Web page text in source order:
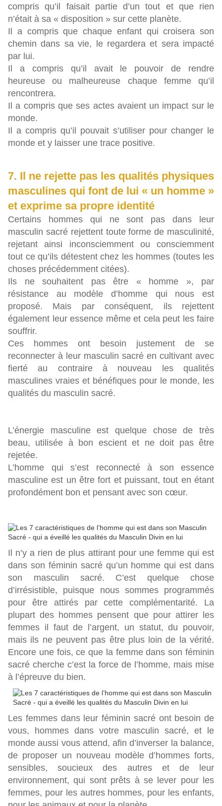
compris qu’il faisait partie d’un tout et que rien
n’était à sa « disposition » sur cette planète.
Il a compris que chaque enfant qui croisera son
chemin dans sa vie, le regardera et sera impacté
par lui.
Il a compris qu’il avait le pouvoir de rendre
heureuse ou malheureuse chaque femme qu’il
rencontrera.
Il a compris que ses actes avaient un impact sur le
monde.
Il a compris qu’il pouvait s’utiliser pour changer le
monde et y laisser une trace positive.
7. Il ne rejette pas les qualités physiques
masculines qui font de lui « un homme »
et exprime sa propre identité
Certains hommes qui ne sont pas dans leur
masculin sacré rejettent toute forme de masculinité,
rejetant ainsi inconsciemment ou consciemment
tout ce qu’ils détestent chez les hommes (toutes les
choses précédemment citées).
Ils ne souhaitent pas être « homme », par
résistance au modèle d’homme qui nous est
proposé. Mais par conséquent, ils rejettent
également leur essence même et cela peut les faire
souffrir.
Ces hommes ont besoin justement de se
reconnecter à leur masculin sacré en cultivant avec
fierté au contraire à nouveau les qualités
masculines vraies et bénéfiques pour le monde, les
qualités du masculin sacré.
L’énergie masculine est quelque chose de très
beau, utilisée à bon escient et ne doit pas être
rejetée.
L’homme qui s’est reconnecté à son essence
masculine est un être fort et puissant, tout en étant
profondément bon et pensant avec son cœur.
Il n’y a rien de plus attirant pour une femme qui est
dans son féminin sacré qu’un homme qui est dans
son masculin sacré. C’est quelque chose
d’irrésistible, puisque nous sommes programmés
pour être attirés par cette complémentarité. La
plupart des hommes pensent que pour attirer les
femmes il faut de l’argent, un statut, du pouvoir,
mais ils ne peuvent pas être plus loin de la vérité.
Encore une fois, ce que la femme dans son féminin
sacré cherche c’est la force de l’homme, mais mise
à l’épreuve du bien.
Les femmes dans leur féminin sacré ont besoin de
vous, hommes dans votre masculin sacré, et le
monde aussi vous attend, afin d’inverser la balance,
de proposer un nouveau modèle d’hommes forts,
sensibles, soucieux des autres et de leur
environnement, qui sont prêts à se lever pour les
femmes, pour les autres hommes, pour les enfants,